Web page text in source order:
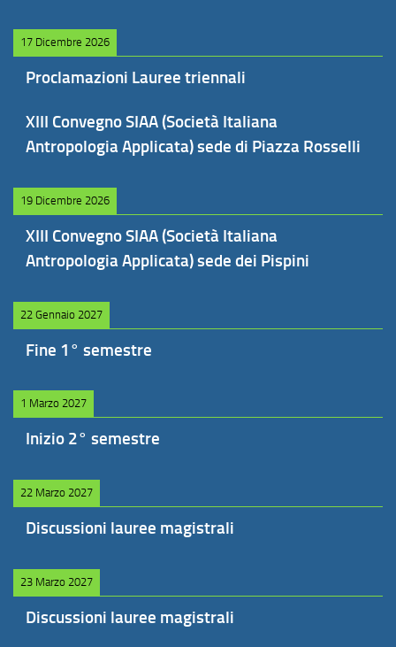
17 Dicembre 2026
Proclamazioni Lauree triennali
XIII Convegno SIAA (Società Italiana
Antropologia Applicata) sede di Piazza Rosselli
19 Dicembre 2026
XIII Convegno SIAA (Società Italiana
Antropologia Applicata) sede dei Pispini
22 Gennaio 2027
Fine 1° semestre
1 Marzo 2027
Inizio 2° semestre
22 Marzo 2027
Discussioni lauree magistrali
23 Marzo 2027
Discussioni lauree magistrali